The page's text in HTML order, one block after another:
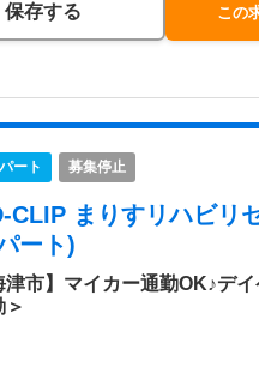
保存する この
パート 募集停止
CLIP まりすリハビリ
ート)
津市】マイカー通勤OK♪デ